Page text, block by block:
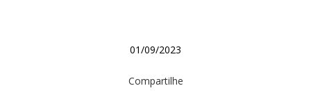
01/09/2023
Compartilhe